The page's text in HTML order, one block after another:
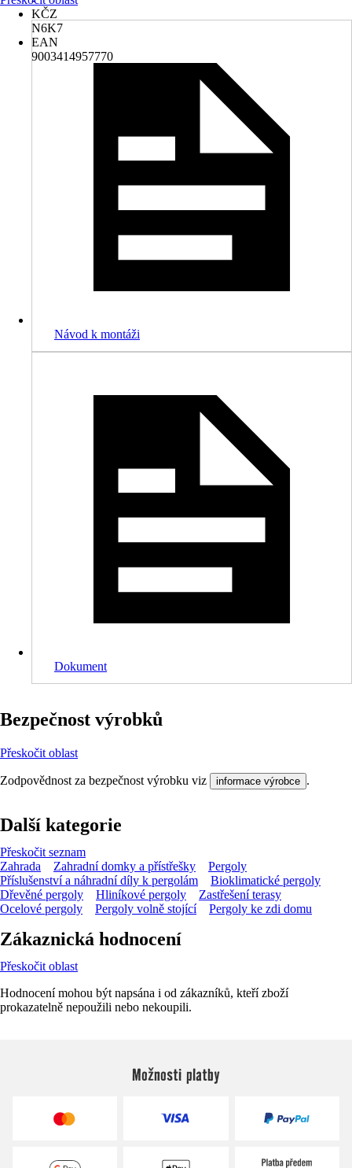
KČZ
N6K7
EAN
9003414957770
Návod k montáži
Dokument
Bezpečnost výrobků
Přeskočit oblast
Zodpovědnost za bezpečnost výrobku viz informace výrobce .
Další kategorie
Přeskočit seznam
Zahrada
Zahradní domky a přístřešky
Pergoly
Příslušenství a náhradní díly k pergolám
Bioklimatické pergoly
Dřevěné pergoly
Hliníkové pergoly
Zastřešení terasy
Ocelové pergoly
Pergoly volně stojící Pergoly ke zdi domu
Zákaznická hodnocení
Přeskočit oblast
Hodnocení mohou být napsána i od zákazníků, kteří zboží
prokazatelně nepoužili nebo nekoupili.
Možnosti platby